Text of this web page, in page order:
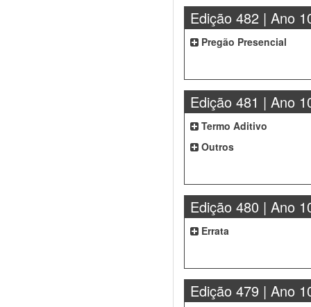
Edição 482 | Ano
Pregão Presencial
Edição 481 | Ano
Termo Aditivo
Outros
Edição 480 | Ano
Errata
Edição 479 | Ano